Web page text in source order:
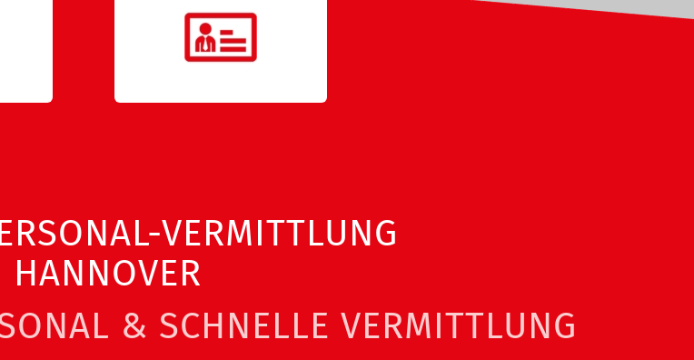
VERMITTLUNG
HANNOVER
& SCHNELLE VERMITTLUNG